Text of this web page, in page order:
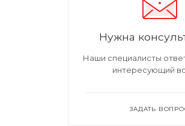
Нужна
Наши специалисты
интересующий
ЗАДАТЬ